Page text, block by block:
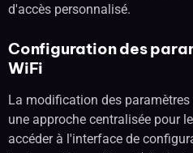
d'accès personnalisé.
Configuration des
WiFi
La modification des
une approche centralisée pour
accéder à l'interface de